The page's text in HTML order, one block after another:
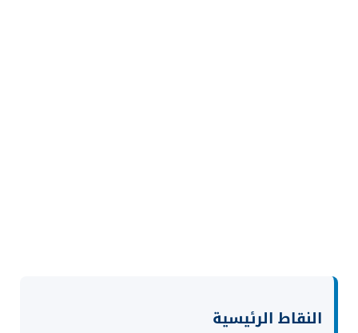
النقاط الرئيسية